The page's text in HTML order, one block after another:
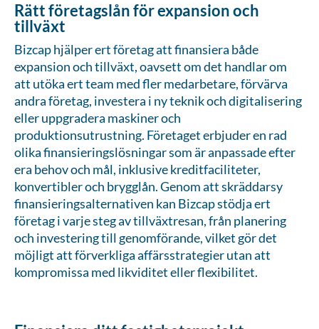
Rätt företagslån för expansion och
tillväxt
Bizcap hjälper ert företag att finansiera både
expansion och tillväxt, oavsett om det handlar om
att utöka ert team med fler medarbetare, förvärva
andra företag, investera i ny teknik och digitalisering
eller uppgradera maskiner och
produktionsutrustning. Företaget erbjuder en rad
olika finansieringslösningar som är anpassade efter
era behov och mål, inklusive kreditfaciliteter,
konvertibler och brygglån. Genom att skräddarsy
finansieringsalternativen kan Bizcap stödja ert
företag i varje steg av tillväxtresan, från planering
och investering till genomförande, vilket gör det
möjligt att förverkliga affärsstrategier utan att
kompromissa med likviditet eller flexibilitet.